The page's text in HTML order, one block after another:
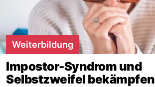
Weiterbildung
Impostor-Syndrom und
Selbstzweifel bekämpfen